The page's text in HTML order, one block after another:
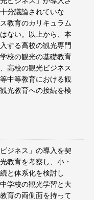
分議論されていな
教育のカリキュラム
ない。以上から、本
する高校の観光専門
校の観光の基礎教育
高校の観光ビジネス
中等教育における観
光教育への接続を検
ジネス」の導入を契
教育を考察し、小・
と体系化を検討し
学校の観光学習と大
育の両側面を持って